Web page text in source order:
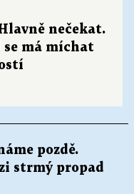
nečekat.
má míchat
pozdě.
strmý propad